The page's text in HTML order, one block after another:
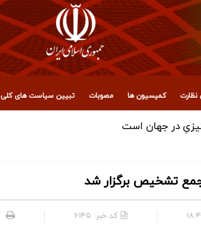
کمیسیون ها مصوبات تبیین سیاست های کلی
تشخیص برگزار شد
کد خبر: ۶۱۴۵